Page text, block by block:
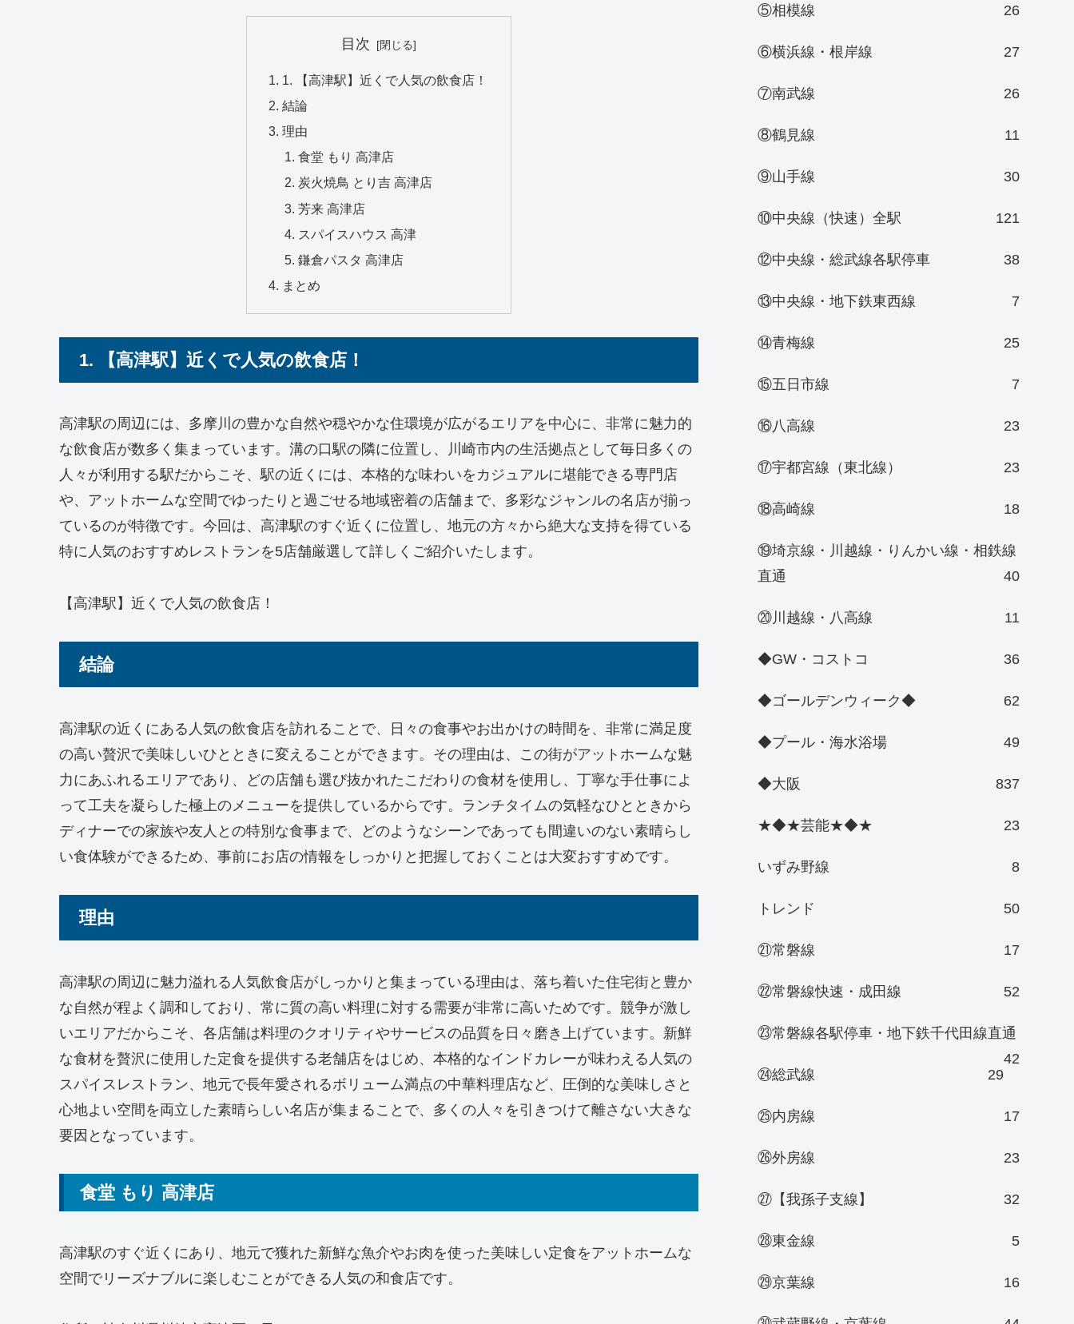
目次
1. 【高津駅】近くで人気の飲食店！
結論
理由
食堂 もり 高津店
炭火焼鳥 とり吉 高津店
芳来 高津店
スパイスハウス 高津
鎌倉パスタ 高津店
まとめ
1. 【高津駅】近くで人気の飲食店！
高津駅の周辺には、多摩川の豊かな自然や穏やかな住環境が広がるエリアを中心に、非常に魅力的
な飲食店が数多く集まっています。溝の口駅の隣に位置し、川崎市内の生活拠点として毎日多くの
人々が利用する駅だからこそ、駅の近くには、本格的な味わいをカジュアルに堪能できる専門店
や、アットホームな空間でゆったりと過ごせる地域密着の店舗まで、多彩なジャンルの名店が揃っ
ているのが特徴です。今回は、高津駅のすぐ近くに位置し、地元の方々から絶大な支持を得ている
特に人気のおすすめレストランを5店舗厳選して詳しくご紹介いたします。
【高津駅】近くで人気の飲食店！
結論
高津駅の近くにある人気の飲食店を訪れることで、日々の食事やお出かけの時間を、非常に満足度
の高い贅沢で美味しいひとときに変えることができます。その理由は、この街がアットホームな魅
力にあふれるエリアであり、どの店舗も選び抜かれたこだわりの食材を使用し、丁寧な手仕事によ
って工夫を凝らした極上のメニューを提供しているからです。ランチタイムの気軽なひとときから
ディナーでの家族や友人との特別な食事まで、どのようなシーンであっても間違いのない素晴らし
い食体験ができるため、事前にお店の情報をしっかりと把握しておくことは大変おすすめです。
理由
高津駅の周辺に魅力溢れる人気飲食店がしっかりと集まっている理由は、落ち着いた住宅街と豊か
な自然が程よく調和しており、常に質の高い料理に対する需要が非常に高いためです。競争が激し
いエリアだからこそ、各店舗は料理のクオリティやサービスの品質を日々磨き上げています。新鮮
な食材を贅沢に使用した定食を提供する老舗店をはじめ、本格的なインドカレーが味わえる人気の
スパイスレストラン、地元で長年愛されるボリューム満点の中華料理店など、圧倒的な美味しさと
心地よい空間を両立した素晴らしい名店が集まることで、多くの人々を引きつけて離さない大きな
要因となっています。
食堂 もり 高津店
高津駅のすぐ近くにあり、地元で獲れた新鮮な魚介やお肉を使った美味しい定食をアットホームな
空間でリーズナブルに楽しむことができる人気の和食店です。
⑤相模線 26
⑥横浜線・根岸線 27
⑦南武線 26
⑧鶴見線 11
⑨山手線 30
⑩中央線（快速）全駅 121
⑫中央線・総武線各駅停車 38
⑬中央線・地下鉄東西線 7
⑭青梅線 25
⑮五日市線 7
⑯八高線 23
⑰宇都宮線（東北線） 23
⑱高崎線 18
⑲埼京線・川越線・りんかい線・相鉄線
直通
40
⑳川越線・八高線 11
◆GW・コストコ 36
◆ゴールデンウィーク◆ 62
◆プール・海水浴場 49
◆大阪 837
★◆★芸能★◆★ 23
いずみ野線 8
トレンド 50
㉑常磐線 17
㉒常磐線快速・成田線 52
㉓常磐線各駅停車・地下鉄千代田線直通
42
㉔総武線
29
㉕内房線 17
㉖外房線 23
㉗【我孫子支線】 32
㉘東金線 5
㉙京葉線 16